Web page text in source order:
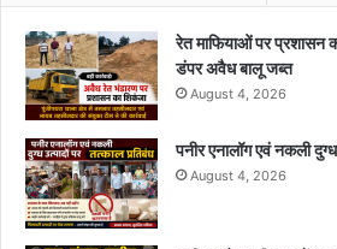
रेत माफियाओं पर प्रशासन
डंपर अवैध बालू जब्त
August 4, 2026
पनीर एनालॉग एवं नकली
August 4, 2026